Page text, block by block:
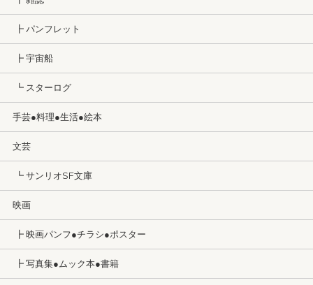
┣ パンフレット
┣ 宇宙船
┗ スターログ
手芸●料理●生活●絵本
文芸
┗ サンリオSF文庫
映画
┣ 映画パンフ●チラシ●ポスター
┣ 写真集●ムック本●書籍